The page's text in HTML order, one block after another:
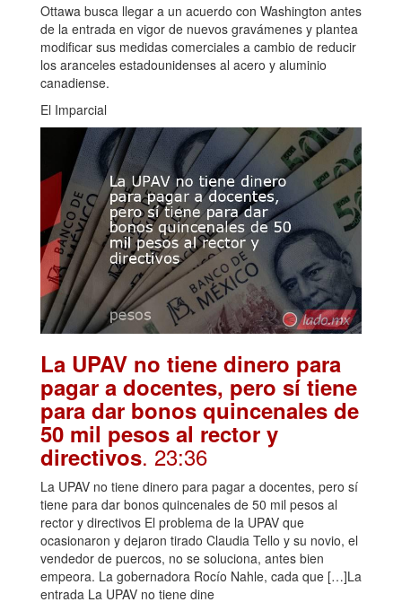
Ottawa busca llegar a un acuerdo con Washington antes
de la entrada en vigor de nuevos gravámenes y plantea
modificar sus medidas comerciales a cambio de reducir
los aranceles estadounidenses al acero y aluminio
canadiense.
El Imparcial
La UPAV no tiene dinero para
pagar a docentes, pero sí tiene
para dar bonos quincenales de
50 mil pesos al rector y
directivos. 23:36
La UPAV no tiene dinero para pagar a docentes, pero sí
tiene para dar bonos quincenales de 50 mil pesos al
rector y directivos El problema de la UPAV que
ocasionaron y dejaron tirado Claudia Tello y su novio, el
vendedor de puercos, no se soluciona, antes bien
empeora. La gobernadora Rocío Nahle, cada que […]La
entrada La UPAV no tiene dine